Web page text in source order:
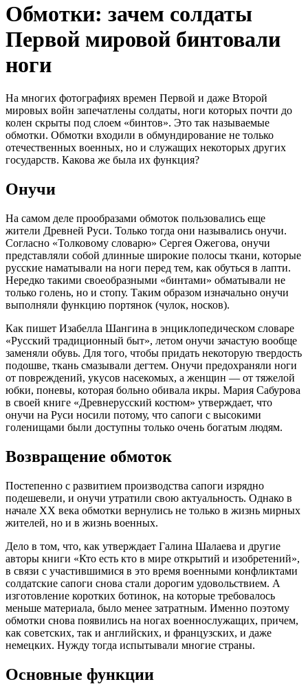
Обмотки: зачем солдаты
Первой мировой бинтовали
ноги
На многих фотографиях времен Первой и даже Второй
мировых войн запечатлены солдаты, ноги которых почти до
колен скрыты под слоем «бинтов». Это так называемые
обмотки. Обмотки входили в обмундирование не только
отечественных военных, но и служащих некоторых других
государств. Какова же была их функция?
Онучи
На самом деле прообразами обмоток пользовались еще
жители Древней Руси. Только тогда они назывались онучи.
Согласно «Толковому словарю» Сергея Ожегова, онучи
представляли собой длинные широкие полосы ткани, которые
русские наматывали на ноги перед тем, как обуться в лапти.
Нередко такими своеобразными «бинтами» обматывали не
только голень, но и стопу. Таким образом изначально онучи
выполняли функцию портянок (чулок, носков).
Как пишет Изабелла Шангина в энциклопедическом словаре
«Русский традиционный быт», летом онучи зачастую вообще
заменяли обувь. Для того, чтобы придать некоторую твердость
подошве, ткань смазывали дегтем. Онучи предохраняли ноги
от повреждений, укусов насекомых, а женщин — от тяжелой
юбки, поневы, которая больно обивала икры. Мария Сабурова
в своей книге «Древнерусский костюм» утверждает, что
онучи на Руси носили потому, что сапоги с высокими
голенищами были доступны только очень богатым людям.
Возвращение обмоток
Постепенно с развитием производства сапоги изрядно
подешевели, и онучи утратили свою актуальность. Однако в
начале ХХ века обмотки вернулись не только в жизнь мирных
жителей, но и в жизнь военных.
Дело в том, что, как утверждает Галина Шалаева и другие
авторы книги «Кто есть кто в мире открытий и изобретений»,
в связи с участившимися в это время военными конфликтами
солдатские сапоги снова стали дорогим удовольствием. А
изготовление коротких ботинок, на которые требовалось
меньше материала, было менее затратным. Именно поэтому
обмотки снова появились на ногах военнослужащих, причем,
как советских, так и английских, и французских, и даже
немецких. Нужду тогда испытывали многие страны.
Основные функции